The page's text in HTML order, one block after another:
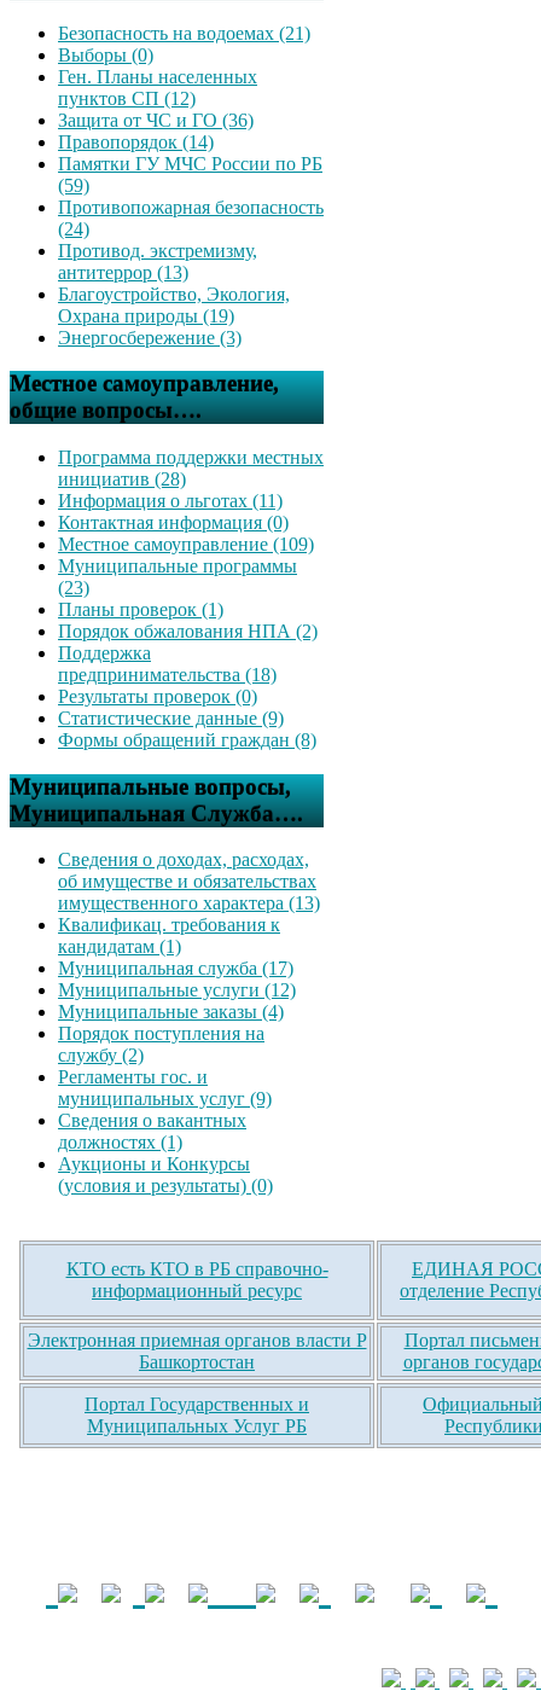
Безопасность на водоемах (21)
Выборы (0)
Ген. Планы населенных
пунктов СП (12)
Защита от ЧС и ГО (36)
Правопорядок (14)
Памятки ГУ МЧС России по РБ
(59)
Противопожарная безопасность
(24)
Противод. экстремизму,
антитеррор (13)
Благоустройство, Экология,
Охрана природы (19)
Энергосбережение (3)
Местное самоуправление,
общие вопросы….
Программа поддержки местных
инициатив (28)
Информация о льготах (11)
Контактная информация (0)
Местное самоуправление (109)
Муниципальные программы
(23)
Планы проверок (1)
Порядок обжалования НПА (2)
Поддержка
предпринимательства (18)
Результаты проверок (0)
Статистические данные (9)
Формы обращений граждан (8)
Муниципальные вопросы,
Муниципальная Служба….
Сведения о доходах, расходах,
об имуществе и обязательствах
имущественного характера (13)
Квалификац. требования к
кандидатам (1)
Муниципальная служба (17)
Муниципальные услуги (12)
Муниципальные заказы (4)
Порядок поступления на
службу (2)
Регламенты гос. и
муниципальных услуг (9)
Сведения о вакантных
должностях (1)
Аукционы и Конкурсы
(условия и результаты) (0)
КТО есть КТО в РБ справочно-
информационный ресурс
ЕДИНАЯ
отделение
Электронная приемная органов власти Р
Башкортостан
Портал
органов
Портал Государственных и
Муниципальных Услуг РБ
Официальный